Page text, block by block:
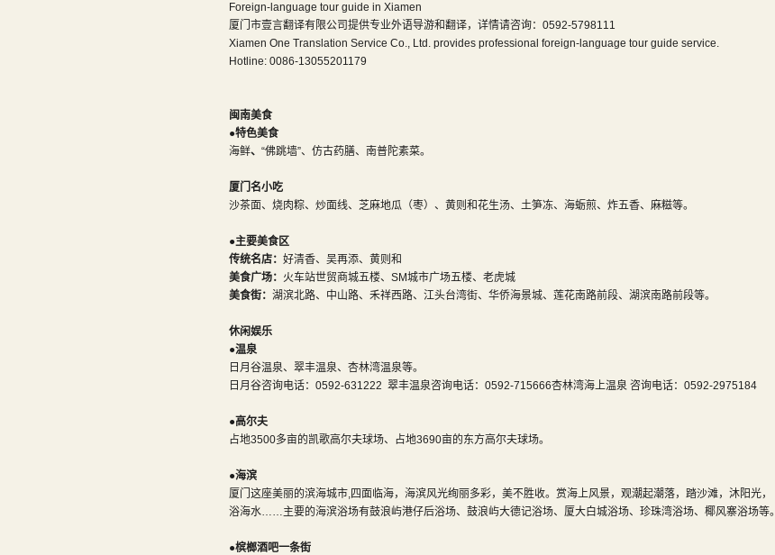
Foreign-language tour guide in Xiamen
厦门市壹言翻译有限公司提供专业外语导游和翻译，详情请咨询：0592-5798111
Xiamen One Translation Service Co., Ltd. provides professional foreign-language tour guide service.
Hotline: 0086-13055201179
闽南美食
●特色美食
海鲜、 “佛跳墙”、仿古药膳、南普陀素菜。
厦门名小吃
沙茶面、烧肉粽、炒面线、芝麻地瓜（枣）、黄则和花生汤、土笋冻、海蛎煎、炸五香、麻糍等。
●主要美食区
传统名店： 好清香、吴再添、黄则和
美食广场： 火车站世贸商城五楼、SM城市广场五楼、老虎城
美食街： 湖滨北路、中山路、禾祥西路、江头台湾街、华侨海景城、莲花南路前段、湖滨南路前段等。
休闲娱乐
●温泉
日月谷温泉、翠丰温泉、杏林湾温泉等。
日月谷咨询电话：0592-631222 翠丰温泉咨询电话：0592-715666杏林湾海上温泉 咨询电话：0592-2975184
●高尔夫
占地3500多亩的凯歌高尔夫球场、占地3690亩的东方高尔夫球场。
●海滨
厦门这座美丽的滨海城市,四面临海，海滨风光绚丽多彩，美不胜收。赏海上风景，观潮起潮落，踏沙滩，沐阳光，
浴海水……主要的海滨浴场有鼓浪屿港仔后浴场、鼓浪屿大德记浴场、厦大白城浴场、珍珠湾浴场、椰风寨浴场等。
●槟榔酒吧一条街